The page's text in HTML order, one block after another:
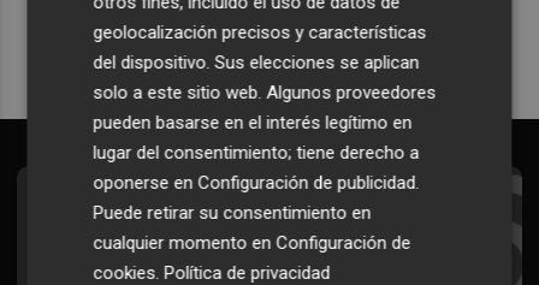
Suscríbete al Boletín
Todos los días a primera hora en tu email
geolocalización precisos y características
del dispositivo. Sus elecciones se aplican
solo a este sitio web. Algunos proveedores
pueden basarse en el interés legítimo en
lugar del consentimiento; tiene derecho a
oponerse enConfiguración de publicidad.
Puede retirar su consentimiento en
cualquier momento enConfiguración de
cookies.Política de privacidad